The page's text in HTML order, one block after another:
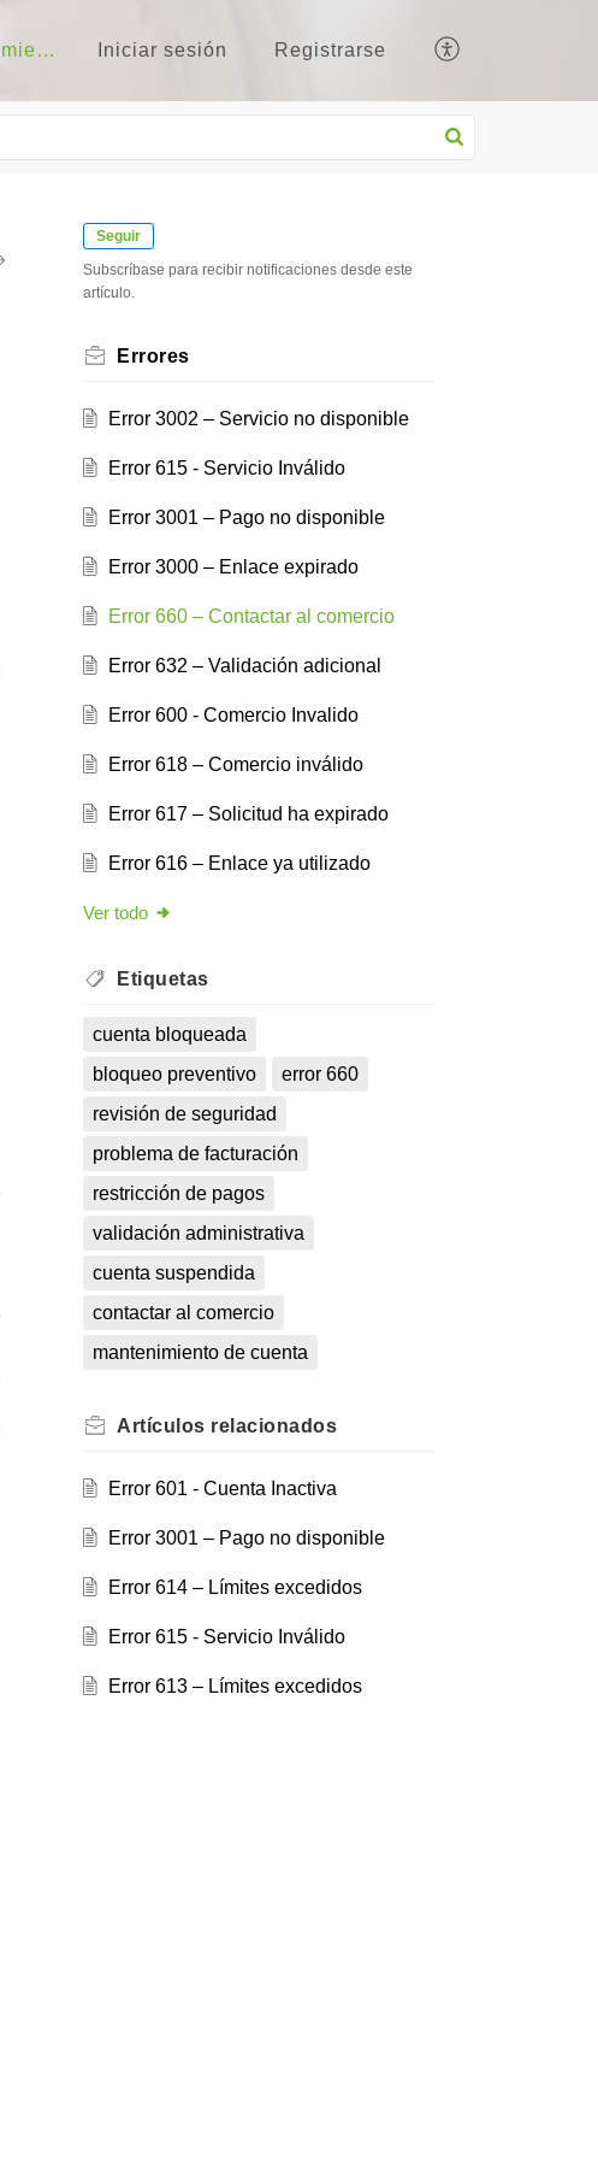
Base de conocimientos Iniciar sesión Registrarse
Seguir
Subscríbase para recibir notificaciones desde este
artículo.
Errores
Error 3002 – Servicio no disponible
Error 615 - Servicio Inválido
Error 3001 – Pago no disponible
Error 3000 – Enlace expirado
Error 660 – Contactar al comercio
Error 632 – Validación adicional
Error 600 - Comercio Invalido
Error 618 – Comercio inválido
Error 617 – Solicitud ha expirado
Error 616 – Enlace ya utilizado
Ver todo
Etiquetas
cuenta bloqueada
bloqueo preventivo
error 660
revisión de seguridad
problema de facturación
restricción de pagos
validación administrativa
cuenta suspendida
contactar al comercio
mantenimiento de cuenta
Artículos relacionados
Error 601 - Cuenta Inactiva
Error 3001 – Pago no disponible
Error 614 – Límites excedidos
Error 615 - Servicio Inválido
Error 613 – Límites excedidos